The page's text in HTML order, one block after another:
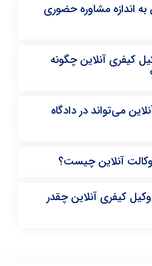
به اندازه مشاوره حضوری
کیفری آنلاین چگونه
می‌تواند در دادگاه
وکالت آنلاین چیست؟
کیفری آنلاین چقدر